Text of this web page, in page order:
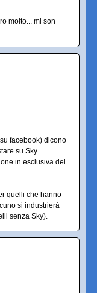
molto... mi son
facebook) dicono
su Sky
in esclusiva del
quelli che hanno
si industrierà
senza Sky).